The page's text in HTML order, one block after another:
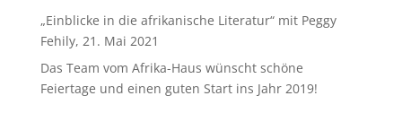
„Einblicke in die afrikanische Literatur“ mit Peggy
Fehily, 21. Mai 2021
Das Team vom Afrika-Haus wünscht schöne
Feiertage und einen guten Start ins Jahr 2019!